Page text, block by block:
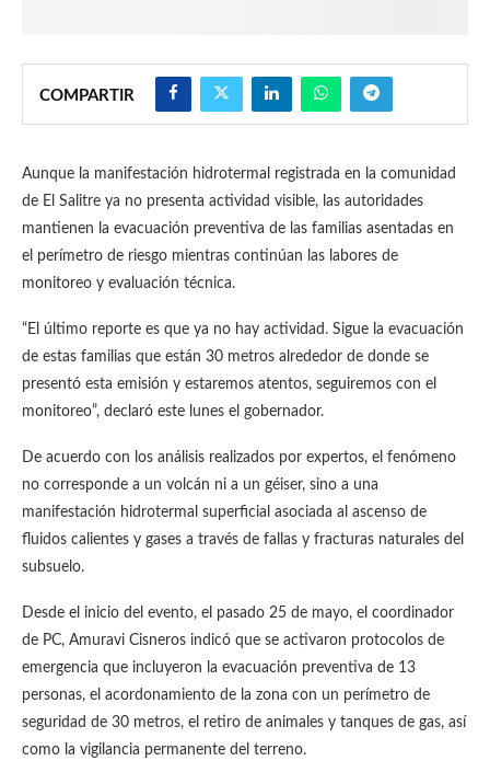
COMPARTIR
Aunque la manifestación hidrotermal registrada en la comunidad
de El Salitre ya no presenta actividad visible, las autoridades
mantienen la evacuación preventiva de las familias asentadas en
el perímetro de riesgo mientras continúan las labores de
monitoreo y evaluación técnica.
“El último reporte es que ya no hay actividad. Sigue la evacuación
de estas familias que están 30 metros alrededor de donde se
presentó esta emisión y estaremos atentos, seguiremos con el
monitoreo”, declaró este lunes el gobernador.
De acuerdo con los análisis realizados por expertos, el fenómeno
no corresponde a un volcán ni a un géiser, sino a una
manifestación hidrotermal superficial asociada al ascenso de
fluidos calientes y gases a través de fallas y fracturas naturales del
subsuelo.
Desde el inicio del evento, el pasado 25 de mayo, el coordinador
de PC, Amuravi Cisneros indicó que se activaron protocolos de
emergencia que incluyeron la evacuación preventiva de 13
personas, el acordonamiento de la zona con un perímetro de
seguridad de 30 metros, el retiro de animales y tanques de gas, así
como la vigilancia permanente del terreno.